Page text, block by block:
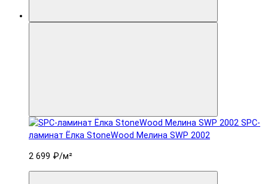
SPC-
ламинат Ëлка StoneWood Мелина SWP 2002
2 699 ₽/м²